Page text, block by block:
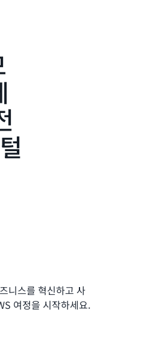
면서 고객 데이터가
습니다.”
용하는 것은 BMW
을 사용하여 클라
을 단축하며 고객에
니다. “이 모든 것
지털 경험을 제공하
니스를 혁신하고 사
여정을 시작하세요.